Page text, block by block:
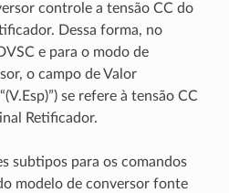
controle a tensão CC do
Dessa forma, no
e para o modo de
o campo de Valor
se refere à tensão CC
Retificador.
subtipos para os comandos
modelo de conversor fonte